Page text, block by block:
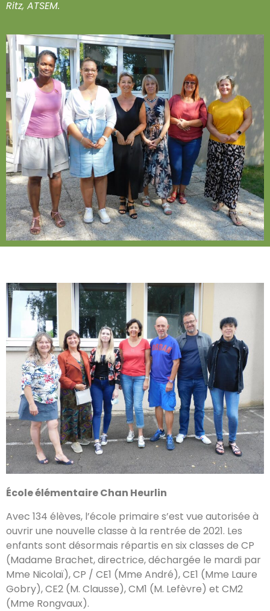
Ritz, ATSEM.
École élémentaire Chan Heurlin
Avec 134 élèves, l’école primaire s’est vue autorisée à
ouvrir une nouvelle classe à la rentrée de 2021. Les
enfants sont désormais répartis en six classes de CP
(Madame Brachet, directrice, déchargée le mardi par
Mme Nicolaï), CP / CE1 (Mme André), CE1 (Mme Laure
Gobry), CE2 (M. Clausse), CM1 (M. Lefèvre) et CM2
(Mme Rongvaux).